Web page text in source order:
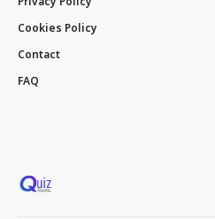
Cookies Policy
Contact
FAQ